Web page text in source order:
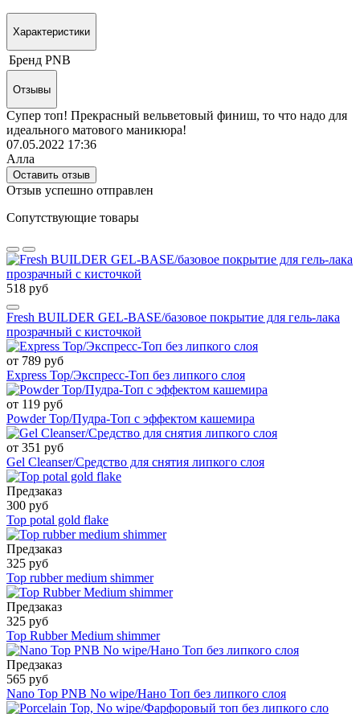
Характеристики
Бренд PNB
Отзывы
Супер топ! Прекрасный вельветовый финиш, то что надо для
идеального матового маникюра!
07.05.2022 17:36
Алла
Оставить отзыв
Отзыв успешно отправлен
Сопутствующие товары
518 руб
Fresh BUILDER GEL-BASE/базовое покрытие для гель-лака
прозрачный с кисточкой
от 789 руб
Express Top/Экспресс-Топ без липкого слоя
от 119 руб
Powder Top/Пудра-Топ с эффектом кашемира
от 351 руб
Gel Cleanser/Средство для снятия липкого слоя
Предзаказ
300 руб
Top potal gold flake
Предзаказ
325 руб
Top rubber medium shimmer
Предзаказ
325 руб
Top Rubber Medium shimmer
Предзаказ
565 руб
Nano Top PNB No wipe/Нано Топ без липкого слоя